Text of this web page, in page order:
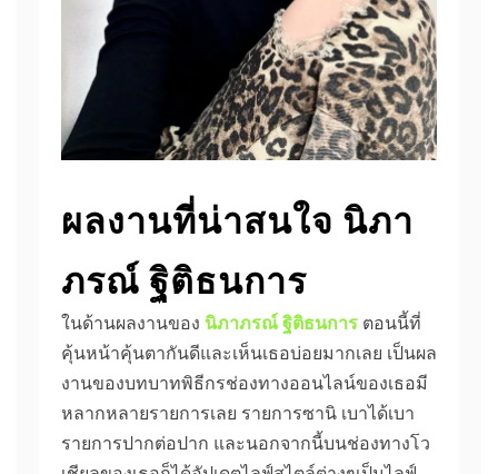
ผลงานที่น่าสนใจ นิภา
ภรณ์ ฐิติธนการ
ในด้านผลงานของ นิภาภรณ์ ฐิติธนการ ตอนนี้ที่
คุ้นหน้าคุ้นตากันดีและเห็นเธอบ่อยมากเลย เป็นผล
งานของบทบาทพิธีกรช่องทางออนไลน์ของเธอมี
หลากหลายรายการเลย รายการซานิ เบาได้เบา
รายการปากต่อปาก และนอกจากนี้บนช่องทางโว